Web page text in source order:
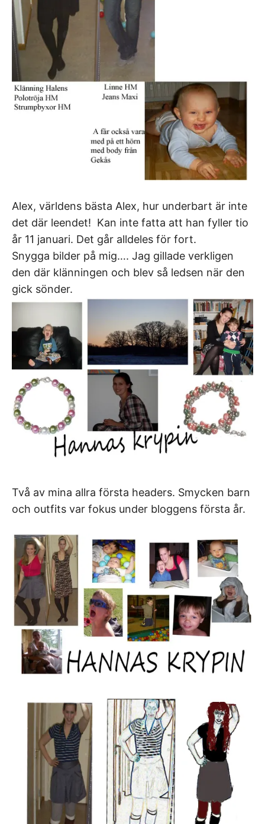
Alex, världens bästa Alex, hur underbart är inte
det där leendet! Kan inte fatta att han fyller tio
år 11 januari. Det går alldeles för fort.
Snygga bilder på mig…. Jag gillade verkligen
den där klänningen och blev så ledsen när den
gick sönder.
Två av mina allra första headers. Smycken barn
och outfits var fokus under bloggens första år.